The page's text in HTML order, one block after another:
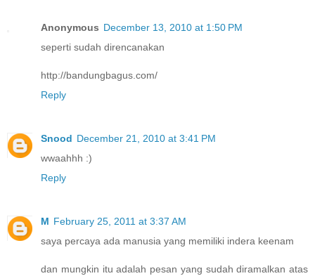
Anonymous December 13, 2010 at 1:50 PM
seperti sudah direncanakan
http://bandungbagus.com/
Reply
Snood December 21, 2010 at 3:41 PM
wwaahhh :)
Reply
M February 25, 2011 at 3:37 AM
saya percaya ada manusia yang memiliki indera keenam
dan mungkin itu adalah pesan yang sudah diramalkan atas